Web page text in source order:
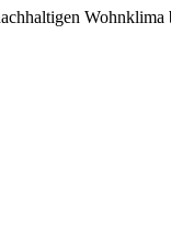
Wohnklima